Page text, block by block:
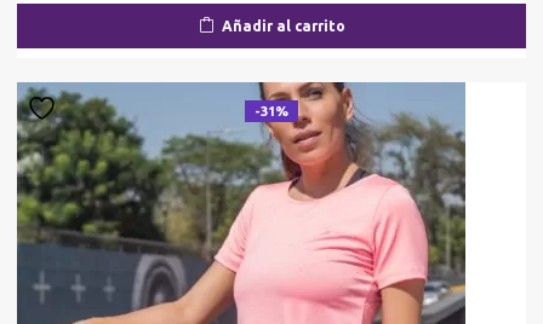
era:
Añadir al carrito
-31%